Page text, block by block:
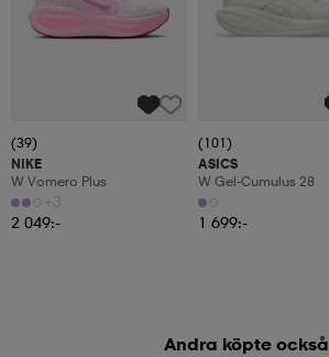
(39)
NIKE
W Vomero Plus
+3
2 049:-
(101)
ASICS
W Gel-Cumulus 28
1 699:-
Andra köpte också